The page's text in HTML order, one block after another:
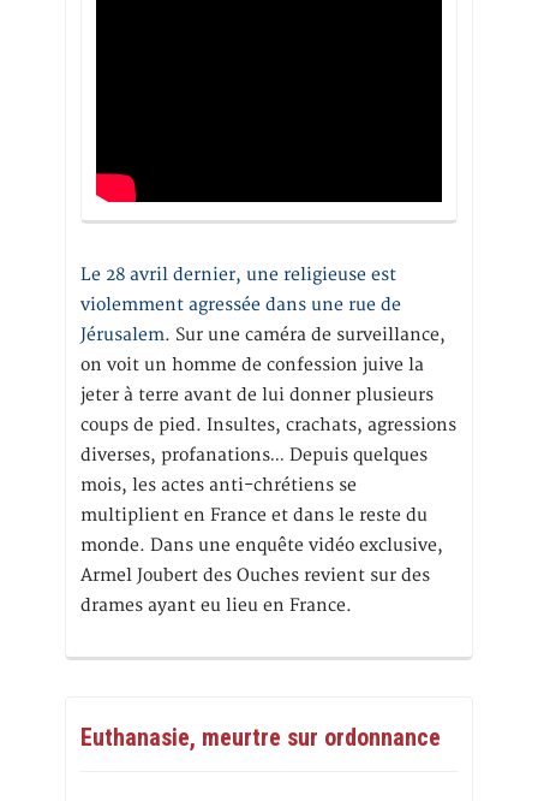
Le 28 avril dernier, une religieuse est
violemment agressée dans une rue de
Jérusalem. Sur une caméra de surveillance,
on voit un homme de confession juive la
jeter à terre avant de lui donner plusieurs
coups de pied. Insultes, crachats, agressions
diverses, profanations… Depuis quelques
mois, les actes anti-chrétiens se
multiplient en France et dans le reste du
monde. Dans une enquête vidéo exclusive,
Armel Joubert des Ouches revient sur des
drames ayant eu lieu en France.
Euthanasie, meurtre sur ordonnance